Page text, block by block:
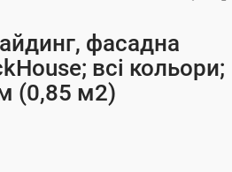
фасадна
всі кольори;
(0,85 м2)